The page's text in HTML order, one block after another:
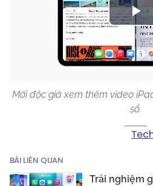
Mời độc giả xem thêm video
sổ.
BÀI LIÊN QUAN
Trải nghiệm